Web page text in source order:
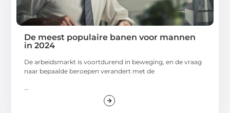
De meest populaire banen voor mannen
in 2024
De arbeidsmarkt is voortdurend in beweging, en de vraag
naar bepaalde beroepen verandert met de
...